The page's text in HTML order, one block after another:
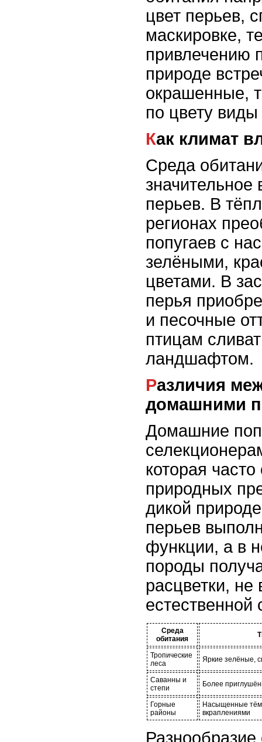
цвет перьев,
маскировке,
привлечению
природе
окрашенные,
по цвету виды
Как климат
Среда
значительное
перьев. В
регионах
попугаев с
зелёными,
цветами. В
перья
и песочные
птицам
ландшафтом.
Различия между дикими и
домашними
Домашние
которая часто
природных
дикой
перьев
функции, а в
породы
расцветки,
естественной
Среда
обитания
Тропические
леса
Яркие зелёные,
Саванны и
степи
Более
Горные
районы
Насыщенные
вкраплениями
Разнообразие